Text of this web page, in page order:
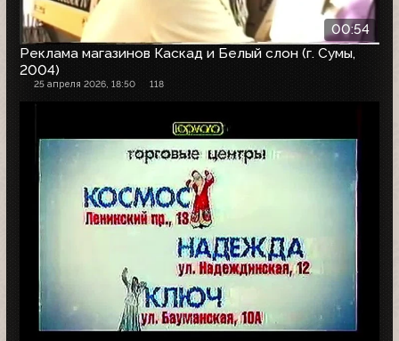
00:54
Реклама магазинов Каскад и Белый слон (г. Сумы,
2004)
25 апреля 2026, 18:50 118